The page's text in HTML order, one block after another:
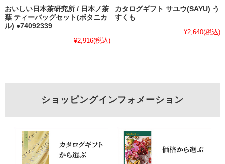
おいしい日本茶研究所 / 日本ノ茶
葉 ティーバッグセット(ボタニカ
ル) ●74092339
¥2,916(税込)
カタログギフト サユウ(SAYU) う
すくも
¥2,640(税込)
ショッピングインフォメーション